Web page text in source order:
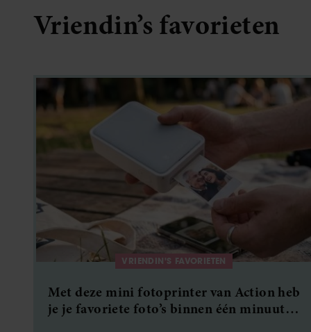
Vriendin’s favorieten
VRIENDIN'S FAVORIETEN
Met deze mini fotoprinter van Action heb
je je favoriete foto’s binnen één minuut in